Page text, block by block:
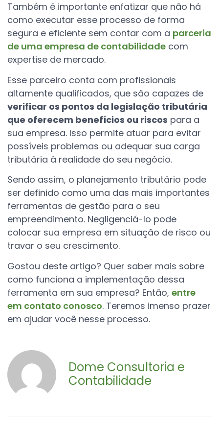
Também é importante enfatizar que não há
como executar esse processo de forma
segura e eficiente sem contar com a parceria
de uma empresa de contabilidade com
expertise de mercado.
Esse parceiro conta com profissionais
altamente qualificados, que são capazes de
verificar os pontos da legislação tributária
que oferecem benefícios ou riscos para a
sua empresa. Isso permite atuar para evitar
possíveis problemas ou adequar sua carga
tributária à realidade do seu negócio.
Sendo assim, o planejamento tributário pode
ser definido como uma das mais importantes
ferramentas de gestão para o seu
empreendimento. Negligenciá-lo pode
colocar sua empresa em situação de risco ou
travar o seu crescimento.
Gostou deste artigo? Quer saber mais sobre
como funciona a implementação dessa
ferramenta em sua empresa? Então, entre
em contato conosco. Teremos imenso prazer
em ajudar você nesse processo.
Dome Consultoria e
Contabilidade